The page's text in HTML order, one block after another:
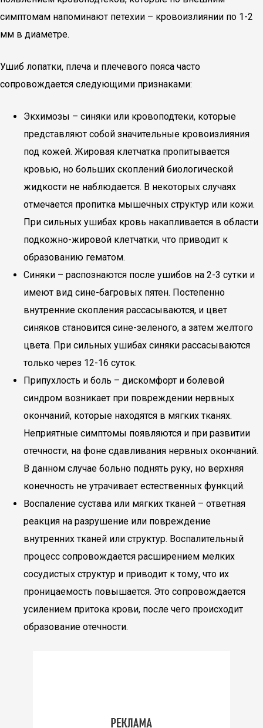
симптомам напоминают петехии – кровоизлиянии по 1-2
мм в диаметре.
Ушиб лопатки, плеча и плечевого пояса часто
сопровождается следующими признаками:
Экхимозы – синяки или кровоподтеки, которые
представляют собой значительные кровоизлияния
под кожей. Жировая клетчатка пропитывается
кровью, но больших скоплений биологической
жидкости не наблюдается. В некоторых случаях
отмечается пропитка мышечных структур или кожи.
При сильных ушибах кровь накапливается в области
подкожно-жировой клетчатки, что приводит к
образованию гематом.
Синяки – распознаются после ушибов на 2-3 сутки и
имеют вид сине-багровых пятен. Постепенно
внутренние скопления рассасываются, и цвет
синяков становится сине-зеленого, а затем желтого
цвета. При сильных ушибах синяки рассасываются
только через 12-16 суток.
Припухлость и боль – дискомфорт и болевой
синдром возникает при повреждении нервных
окончаний, которые находятся в мягких тканях.
Неприятные симптомы появляются и при развитии
отечности, на фоне сдавливания нервных окончаний.
В данном случае больно поднять руку, но верхняя
конечность не утрачивает естественных функций.
Воспаление сустава или мягких тканей – ответная
реакция на разрушение или повреждение
внутренних тканей или структур. Воспалительный
процесс сопровождается расширением мелких
сосудистых структур и приводит к тому, что их
проницаемость повышается. Это сопровождается
усилением притока крови, после чего происходит
образование отечности.